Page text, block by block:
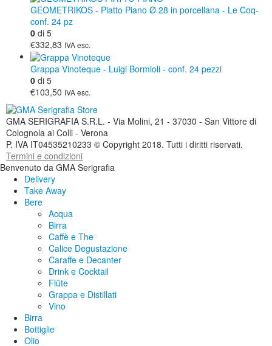
GEOMETRIKOS - Piatto Piano Ø 28 in porcellana - Le Coq-
conf. 24 pz
0 di 5
€332,83 IVA esc.
Grappa Vinoteque - Luigi Bormioli - conf. 24 pezzi
0 di 5
€103,50 IVA esc.
GMA SERIGRAFIA S.R.L. - Via Molini, 21 - 37030 - San Vittore di
Colognola ai Colli - Verona
P. IVA IT04535210233 © Copyright 2018. Tutti i diritti riservati.
Termini e condizioni
Benvenuto da GMA Serigrafia
Delivery
Take Away
Bere
Acqua
Birra
Caffè e The
Calice Degustazione
Caraffe e Decanter
Drink e Cocktail
Flûte
Grappa e Distillati
Vino
Birra
Bottiglie
Olio